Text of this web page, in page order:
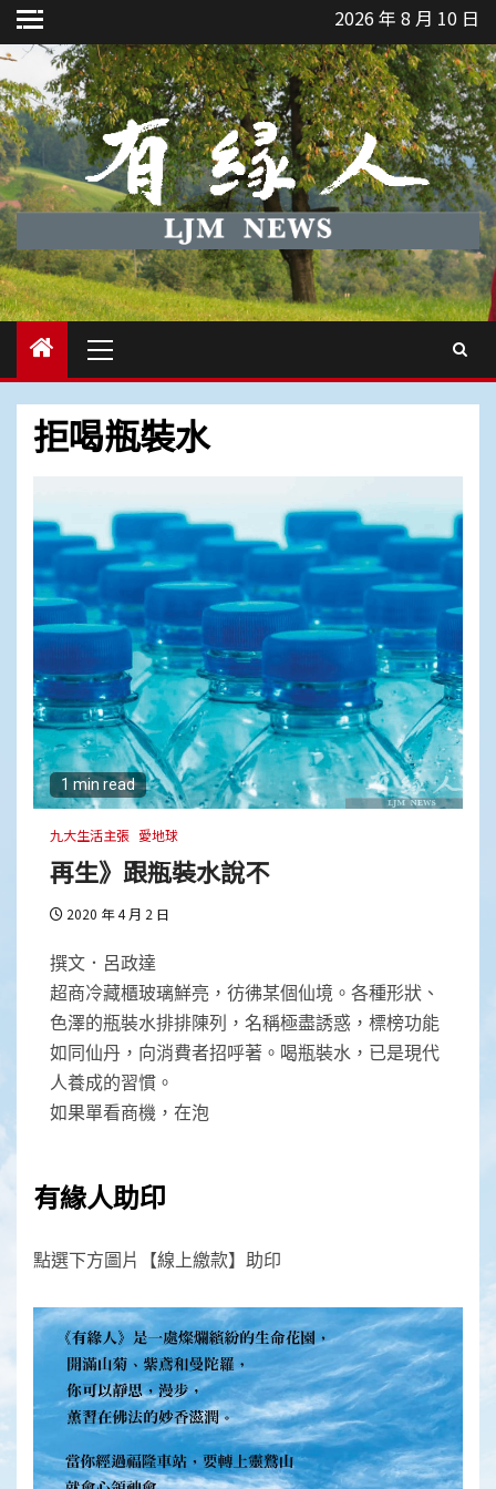
Skip
to
content
2026 年 8 月 10 日
Menu
拒喝瓶裝水
1 min read
九大生活主張 愛地球
再生》跟瓶裝水說不
2020 年 4 月 2 日
撰文．呂政達
超商冷藏櫃玻璃鮮亮，彷彿某個仙境。各種形狀、
色澤的瓶裝水排排陳列，名稱極盡誘惑，標榜功能
如同仙丹，向消費者招呼著。喝瓶裝水，已是現代
人養成的習慣。
如果單看商機，在泡
有緣人助印
點選下方圖片【線上繳款】助印